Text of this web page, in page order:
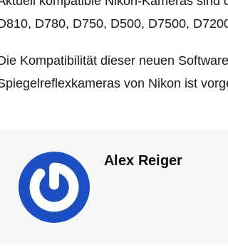
D780, D750, D500, D7500,
Kompatibilität dieser neuen
von Nikon ist
Alex Reiger